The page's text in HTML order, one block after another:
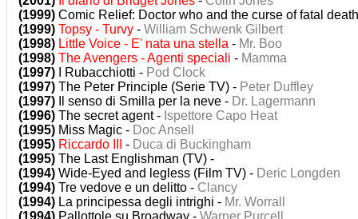
(1999) Comic Relief: Doctor who and the curse of fatal
(1999) Topsy - Turvy - William Schwenk Gilbert
(1998) Little Voice - E' nata una stella - Mr. Boo
(1998) The Avengers - Agenti speciali - Mamma
(1997) I Rubacchiotti - Pod Clock
(1997) The Peter Principle (Serie TV) - Peter Duffley
(1997) Il senso di Smilla per la neve - Dr. Lagermann
(1996) The secret agent - Ispettore Capo Heat
(1995) Miss Magic - Doc Ansell
(1995) Riccardo III - Duca di Buckingham
(1995) The Last Englishman (TV) -
(1994) Wide-Eyed and legless (Film TV) - Deric Longden
(1994) Tre vedove e un delitto - Clancy
(1994) La principessa degli intrighi - Mr. Worrall
(1994) Pallottole su Broadway - Warner Purcell